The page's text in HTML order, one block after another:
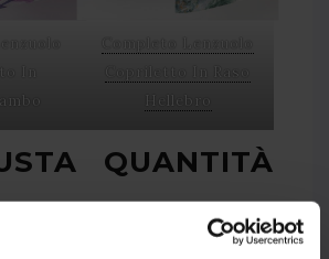
Copriletto In Raso
Hellebro
QUANTITÀ
PER